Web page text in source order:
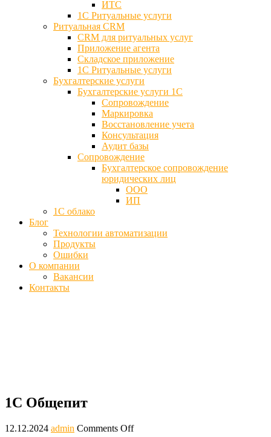
ИТС
1С Ритуальные услуги
Ритуальная CRM
CRM для ритуальных услуг
Приложение агента
Складское приложение
1С Ритуальные услуги
Бухгалтерские услуги
Бухгалтерские услуги 1С
Сопровождение
Маркировка
Восстановление учета
Консультация
Аудит базы
Cопровождение
Бухгалтерское сопровождение
юридических лиц
ООО
ИП
1С облако
Блог
Технологии автоматизации
Продукты
Ошибки
О компании
Вакансии
Контакты
1С Общепит
12.12.2024 admin Comments Off